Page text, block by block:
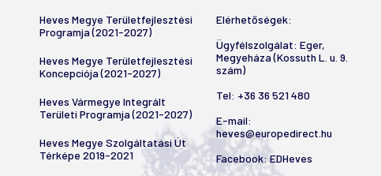
Heves Megye Területfejlesztési
Programja (2021-2027)
Heves Megye Területfejlesztési
Koncepciója (2021-2027)
Heves Vármegye Integrált
Területi Programja (2021-2027)
Heves Megye Szolgáltatási Út
Térképe 2019-2021
Elérhetőségek:
Ügyfélszolgálat: Eger,
Megyeháza (Kossuth L. u. 9.
szám)
Tel: +36 36 521 480
E-mail:
heves@europedirect.hu
Facebook: EDHeves